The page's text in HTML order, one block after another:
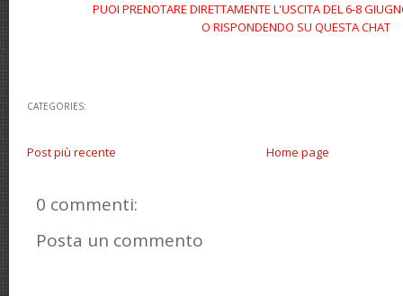
PUOI PRENOTARE DIRETTAMENTE L'USCITA DEL 6-8
O RISPONDENDO SU QUESTA CHAT
CATEGORIES:
Post più recente Home page
0 commenti:
Posta un commento